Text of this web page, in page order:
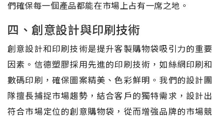
們確保每一個產品都能在市場上占有一席之地。
四、創意設計與印刷技術
創意設計和印刷技術是提升客製購物袋吸引力的重要
因素。信德塑膠採用先進的印刷技術，如絲網印刷和
數碼印刷，確保圖案精美、色彩鮮明。我們的設計團
隊擅長捕捉市場趨勢，結合客戶的獨特需求，設計出
符合市場定位的創意購物袋，從而增強品牌的市場競